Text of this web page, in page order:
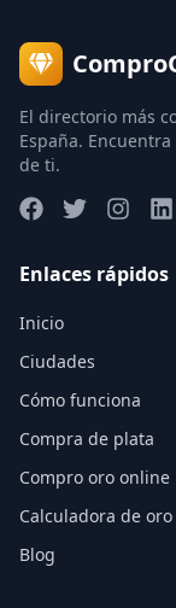
El directorio más
España.
de ti.
Enlaces rápidos
Inicio
Ciudades
Cómo funciona
Compra de plata
Compro oro online
Calculadora de oro
Blog